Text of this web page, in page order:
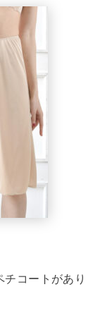
コートがあり